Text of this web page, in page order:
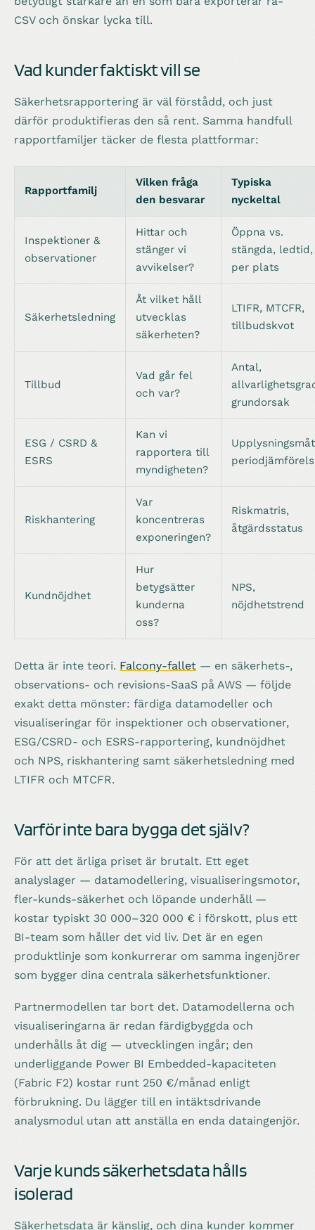
CSV och önskar lycka till.
Vad kunder faktiskt vill se
Säkerhetsrapportering är väl förstådd, och just
därför produktifieras den så rent. Samma handfull
rapportfamiljer täcker de flesta plattformar:
Rapportfamilj
Vilken fråga
den besvarar
Typiska
nyckeltal
Inspektioner &
observationer
Hittar och
stänger vi
avvikelser?
Öppna vs.
stängda, ledtid,
per plats
Säkerhetsledning
Åt vilket håll
utvecklas
säkerheten?
LTIFR, MTCFR,
tillbudskvot
Tillbud
Vad går fel
och var?
Antal,
grundorsak
ESG / CSRD &
ESRS
Kan vi
rapportera till
myndigheten?
Riskhantering
Var
koncentreras
exponeringen?
Riskmatris,
åtgärdsstatus
Kundnöjdhet
Hur
betygsätter
kunderna
oss?
NPS,
nöjdhetstrend
Detta är inte teori. Falcony-fallet — en säkerhets-,
observations- och revisions-SaaS på AWS — följde
exakt detta mönster: färdiga datamodeller och
visualiseringar för inspektioner och observationer,
ESG/CSRD- och ESRS-rapportering, kundnöjdhet
och NPS, riskhantering samt säkerhetsledning med
LTIFR och MTCFR.
Varför inte bara bygga det själv?
För att det ärliga priset är brutalt. Ett eget
analyslager — datamodellering, visualiseringsmotor,
fler-kunds-säkerhet och löpande underhåll —
kostar typiskt 30 000–320 000 € i förskott, plus ett
BI-team som håller det vid liv. Det är en egen
produktlinje som konkurrerar om samma ingenjörer
som bygger dina centrala säkerhetsfunktioner.
Partnermodellen tar bort det. Datamodellerna och
visualiseringarna är redan färdigbyggda och
underhålls åt dig — utvecklingen ingår; den
underliggande Power BI Embedded-kapaciteten
(Fabric F2) kostar runt 250 €/månad enligt
förbrukning. Du lägger till en intäktsdrivande
analysmodul utan att anställa en enda dataingenjör.
Varje kunds säkerhetsdata hålls
isolerad
Säkerhetsdata är känslig, och dina kunder kommer